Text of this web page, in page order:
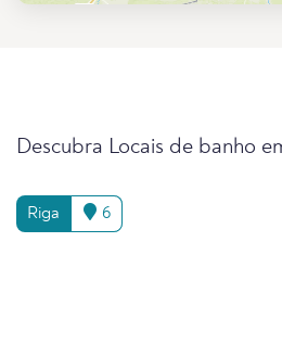
Descubra Locais de banho
Riga 6